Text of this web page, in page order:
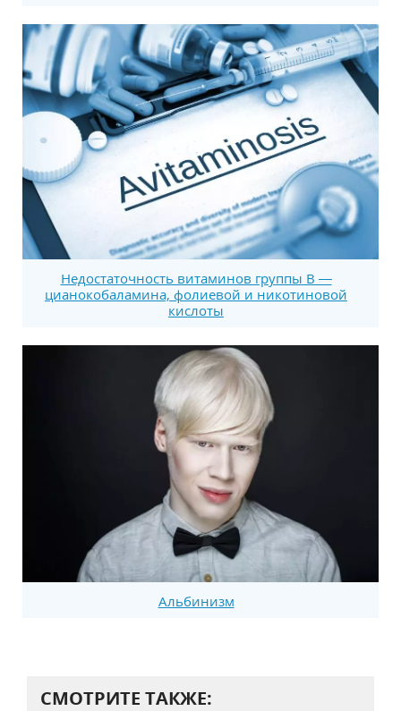
Недостаточность витаминов группы В —
цианокобаламина, фолиевой и никотиновой
кислоты
Альбинизм
СМОТРИТЕ ТАКЖЕ: